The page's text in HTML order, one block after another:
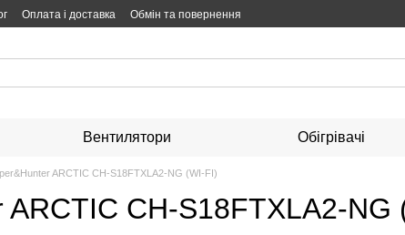
Оплата і доставка Обмін та повернення
Вентилятори Обігрівачі
ARCTIC CH-S18FTXLA2-NG (WI-FI)
CH-S18FTXLA2-NG